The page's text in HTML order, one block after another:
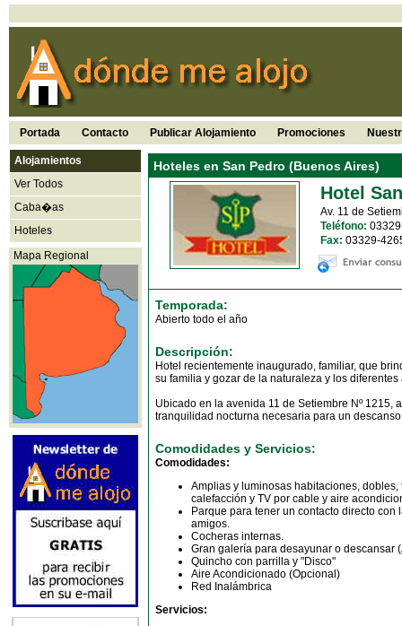
Portada Contacto Publicar Alojamiento Promociones
Alojamientos
Ver Todos
Caba�as
Hoteles
Mapa Regional
Hoteles en San Pedro (Buenos Aires)
Hotel
Av. 11 de
Teléfono:
Fax: 03329-
Temporada:
Abierto todo el año
Descripción:
Hotel recientemente inaugurado, familiar, que
su familia y gozar de la naturaleza y los
Ubicado en la avenida 11 de Setiembre Nº 1215,
tranquilidad nocturna necesaria para un
Comodidades y Servicios:
Comodidades:
Amplias y luminosas habitaciones,
calefacción y TV por cable y aire
Parque para tener un contacto directo
amigos.
Cocheras internas.
Gran galería para desayunar o
Quincho con parrilla y "Disco"
Aire Acondicionado (Opcional)
Red Inalámbrica
Servicios: